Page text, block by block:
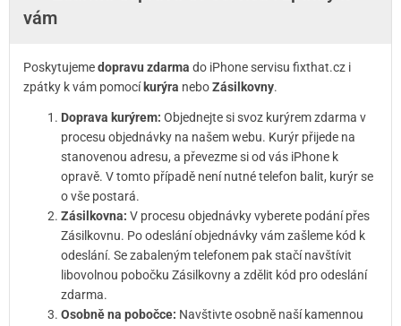
vám
Poskytujemedopravu zdarma do iPhone servisu fixthat.cz i
zpátky k vám pomocí kurýra neboZásilkovny.
Doprava kurýrem: Objednejte si svoz kurýrem zdarma v
procesu objednávky na našem webu. Kurýr přijede na
stanovenou adresu, a převezme si od vás iPhone k
opravě. V tomto případě není nutné telefon balit, kurýr se
o vše postará.
Zásilkovna: V procesu objednávky vyberete podání přes
Zásilkovnu. Po odeslání objednávky vám zašleme kód k
odeslání. Se zabaleným telefonem pak stačí navštívit
libovolnou pobočku Zásilkovny a zdělit kód pro odeslání
zdarma.
Osobně na pobočce: Navštivte osobně naší kamennou